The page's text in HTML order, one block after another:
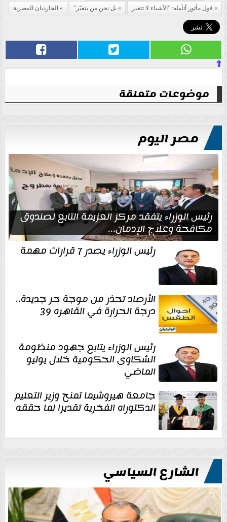
قول مأثور أتأمله: ”الأشياء لا تتغير بل نحن من يتغيّر” الجارديان المصرية
⇧
موضوعات متعلقة
مصر اليوم
رئيس الوزراء يتفقد مركز العزيمة التابع لصندوق
مكافحة وعلاج الإدمان...
رئيس الوزراء يصدر 7 قرارات مهمة
الأرصاد تحذر من موجة حر جديدة..
درجة الحرارة في القاهره 39
رئيس الوزراء يتابع جهود منظومة
الشكاوى الحكومية خلال يوليو
الماضي
جامعة هيروشيما تمنح وزير التعليم
الدكتوراه الفخرية تقديرا لما حققه
الشارع السياسي